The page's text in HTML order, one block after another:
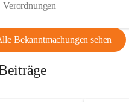
Verordnungen
Bekanntmachungen sehen